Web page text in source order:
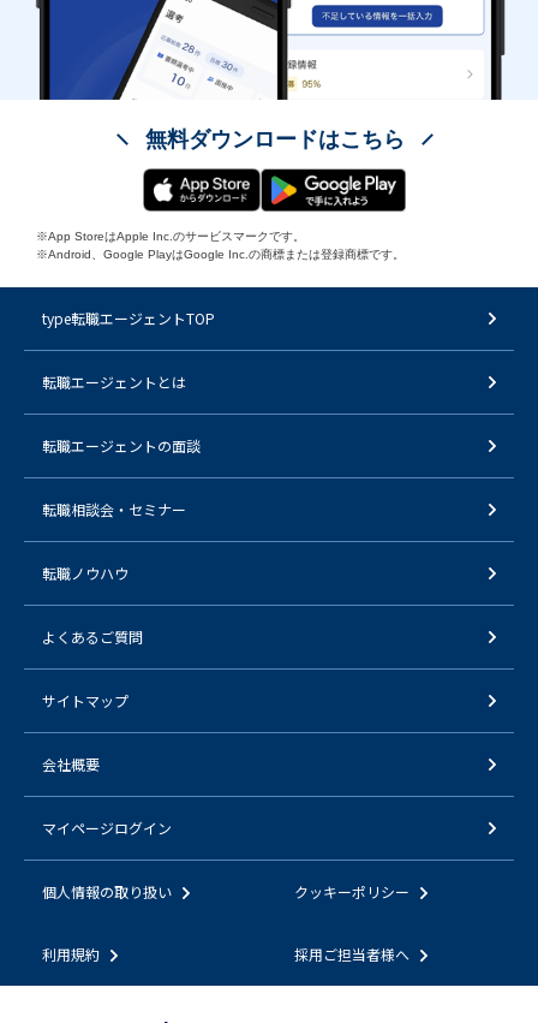
無料ダウンロードはこちら
※App StoreはApple Inc.のサービスマークです。
※Android、Google PlayはGoogle Inc.の商標または登録商標です。
type転職エージェントTOP
転職エージェントとは
転職エージェントの面談
転職相談会・セミナー
転職ノウハウ
よくあるご質問
サイトマップ
会社概要
マイページログイン
個人情報の取り扱い クッキーポリシー
利用規約 採用ご担当者様へ